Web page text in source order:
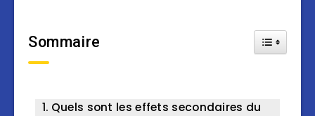
Sommaire Toggle
Quels sont les effets secondaires du